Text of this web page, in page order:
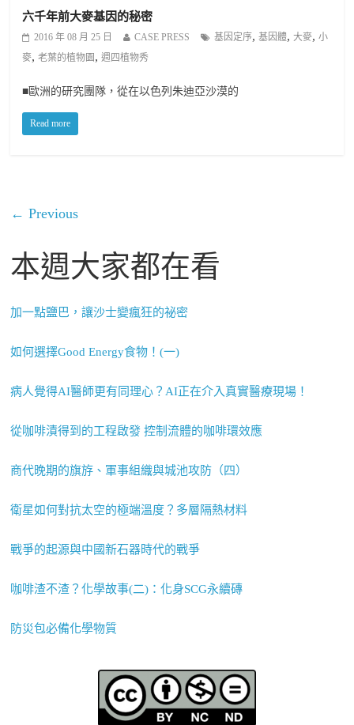
六千年前大麥基因的秘密
2016 年 08 月 25 日 CASE PRESS 基因定序,基因體,大麥,小
麥,老葉的植物園 ,週四植物秀
■歐洲的研究團隊，從在以色列朱迪亞沙漠的
Read more
← Previous
本週大家都在看
加一點鹽巴，讓沙士變瘋狂的祕密
如何選擇Good Energy食物！(一)
病人覺得AI醫師更有同理心？AI正在介入真實醫療現場！
從咖啡漬得到的工程啟發 控制流體的咖啡環效應
商代晚期的旗斿、軍事組織與城池攻防（四）
衛星如何對抗太空的極端溫度？多層隔熱材料
戰爭的起源與中國新石器時代的戰爭
咖啡渣不渣？化學故事(二)：化身SCG永續磚
防災包必備化學物質